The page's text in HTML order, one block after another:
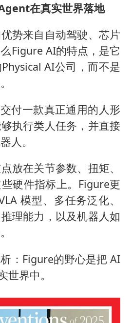
在真实世界落地
势来自自动驾驶、芯片
Figure AI的特点，是它
AI公司，而不是
。
付一款真正通用的人形
执行类人任务，并直接
人。
放在关节参数、扭矩、
硬件指标上。Figure更
模型、多任务泛化、
理能力，以及机器人如
：Figure的野心是把 AI
界中。